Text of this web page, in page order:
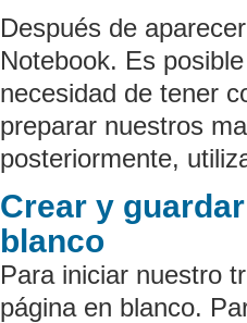
Después de
Notebook. Es
necesidad de tener
preparar nuestros
posteriormente,
Crear y
blanco
Para iniciar nuestro
página en blanco.